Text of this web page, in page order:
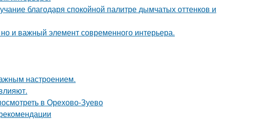
благодаря спокойной палитре дымчатых оттенков и
и важный элемент современного интерьера.
настроением.
в Орехово-Зуево